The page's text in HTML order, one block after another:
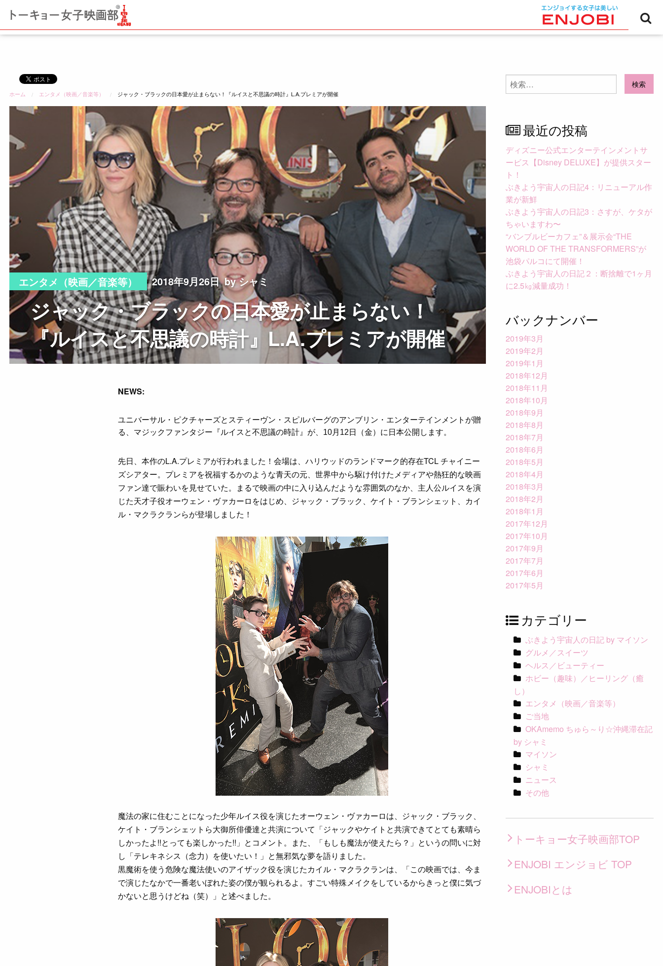
テ
ホーム エンタメ（映画／音楽等） ジャック・ブラックの日本愛が止まらない！『ルイスと不思議の時計』L.A.プレミアが開催
エンタメ（映画／音楽等） 2018年9月26日 by シャミ
ジャック・ブラックの日本愛が止まらない！
『ルイスと不思議の時計』L.A.プレミアが開催
NEWS:
ユニバーサル・ピクチャーズとスティーヴン・スピルバーグのアンブリン・エンターテインメントが贈
る、マジックファンタジー『ルイスと不思議の時計』 が、10月12日（金）に日本公開 します。
先日、本作のL.A.プレミアが行われました！会場は、ハリウッドのランドマーク的存在TCL チャイニー
ズシアター。プレミアを祝福するかのような青天の元、世界中から駆け付けたメディアや熱狂的な映画
ファン達で賑わいを見せていた。まるで映画の中に入り込んだような雰囲気のなか、主人公ルイスを演
じた天才子役オーウェン・ヴァカーロをはじめ、ジャック・ブラック、ケイト・ブランシェット、カイ
ル・マクラクランらが登場しました！
魔法の家に住むことになった少年ルイス役を演じたオーウェン・ヴァカーロは、ジャック・ブラック、
ケイト・ブランシェットら大御所俳優達と共演について「ジャックやケイトと共演できてとても素晴ら
しかったよ!!とっても楽しかった!!」とコメント。また、「もしも魔法が使えたら？」というの問いに対
し「テレキネシス（念力）を使いたい！」と無邪気な夢を語りました。
黒魔術を使う危険な魔法使いのアイザック役を演じたカイル・マクラクランは、「この映画では、今ま
で演じたなかで一番老いぼれた姿の僕が観られるよ。すごい特殊メイクをしているからきっと僕に気づ
かないと思うけどね（笑）」と述べました。
検
索:
最近の投稿
ディズニー公式エンターテインメントサ
ービス【Disney DELUXE】が提供スター
ト！
ぶきよう宇宙人の日記4：リニューアル作
業が新鮮
ぶきよう宇宙人の日記3：さすが、ケタが
ちゃいますわ〜
“バンブルビーカフェ”＆展示会“THE
WORLD OF THE TRANSFORMERS”が
池袋パルコにて開催！
ぶきよう宇宙人の日記２：断捨離で1ヶ月
に2.5㎏減量成功！
バックナンバー
2019年3月
2019年2月
2019年1月
2018年12月
2018年11月
2018年10月
2018年9月
2018年8月
2018年7月
2018年6月
2018年5月
2018年4月
2018年3月
2018年2月
2018年1月
2017年12月
2017年10月
2017年9月
2017年7月
2017年6月
2017年5月
カテゴリー
ぶきよう宇宙人の日記 by マイソン
グルメ／スイーツ
ヘルス／ビューティー
ホビー（趣味）／ヒーリング（癒
し）
エンタメ（映画／音楽等）
ご当地
OKAmemo ちゅら～り☆沖縄滞在記
by シャミ
マイソン
シャミ
ニュース
その他
トーキョー女子映画部TOP
ENJOBI エンジョビ TOP
ENJOBIとは